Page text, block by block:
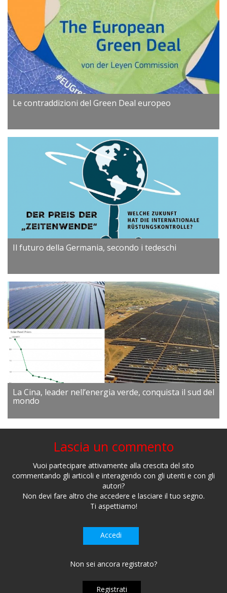
Le contraddizioni del Green Deal europeo
Il futuro della Germania, secondo i tedeschi
La Cina, leader nell’energia verde, conquista il sud del
mondo
Lascia un commento
Vuoi partecipare attivamente alla crescita del sito
commentando gli articoli e interagendo con gli utenti e con gli
autori?
Non devi fare altro che accedere e lasciare il tuo segno.
Ti aspettiamo!
Accedi
Non sei ancora registrato?
Registrati